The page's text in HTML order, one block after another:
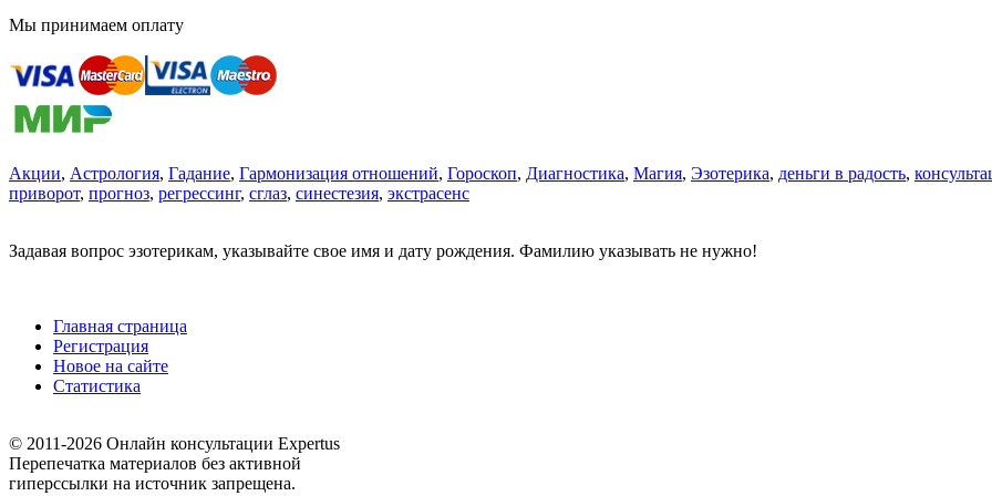
Мы принимаем оплату
Акции, Астрология, Гадание, Гармонизация отношений, Гороскоп, Диагностика, Магия, Эзотерика, деньги в радость,
приворот, прогноз, регрессинг, сглаз, синестезия, экстрасенс
Задавая вопрос эзотерикам, указывайте свое имя и дату рождения. Фамилию указывать не нужно!
Главная страница
Регистрация
Новое на сайте
Статистика
© 2011-2026 Онлайн консультации Expertus
Перепечатка материалов без активной
гиперссылки на источник запрещена.